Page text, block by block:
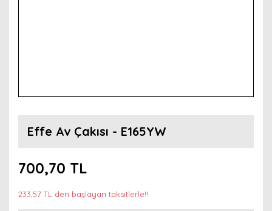
Effe Av Çakısı - E165YW
700,70 TL
233,57 TL den başlayan taksitlerle!!